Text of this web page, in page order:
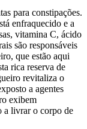
para constipações.
enfraquecido e a
vitamina C, ácido
são responsáveis
que estão aqui
rica reserva de
revitaliza o
a agentes
exibem
a livrar o corpo de